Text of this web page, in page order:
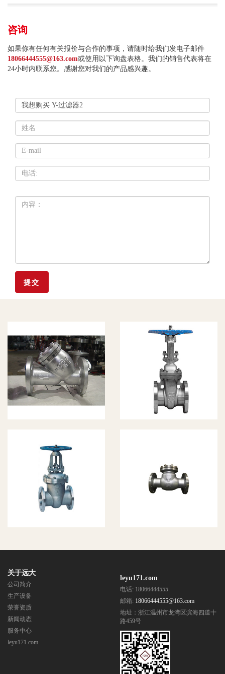
咨询
如果你有任何有关报价与合作的事项，请随时给我们发电子邮件
18066444555@163.com或使用以下询盘表格。我们的销售代表将在
24小时内联系您。感谢您对我们的产品感兴趣。
Y型过滤器
国标法兰截
国标法兰截
止阀2
法兰止回阀
关于远大
公司简介
生产设备
荣誉资质
新闻动态
服务中心
leyu171.com
leyu171.com
电话: 18066444555
邮箱: 18066444555@163.com
地址：浙江温州市龙湾区滨海四道十
路459号